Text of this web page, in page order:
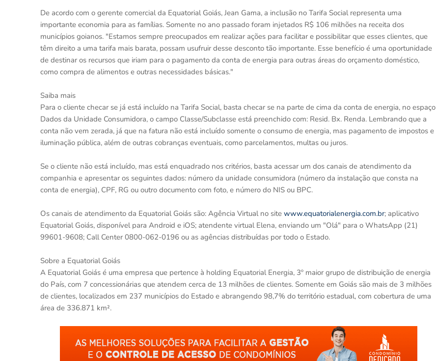
De acordo com o gerente comercial da Equatorial Goiás, Jean Gama, a inclusão no Tarifa Social representa uma
importante economia para as famílias. Somente no ano passado foram injetados R$ 106 milhões na receita dos
municípios goianos. "Estamos sempre preocupados em realizar ações para facilitar e possibilitar que esses clientes, que
têm direito a uma tarifa mais barata, possam usufruir desse desconto tão importante. Esse benefício é uma oportunidade
de destinar os recursos que iriam para o pagamento da conta de energia para outras áreas do orçamento doméstico,
como compra de alimentos e outras necessidades básicas."
Saiba mais
Para o cliente checar se já está incluído na Tarifa Social, basta checar se na parte de cima da conta de energia, no espaço
Dados da Unidade Consumidora, o campo Classe/Subclasse está preenchido com: Resid. Bx. Renda. Lembrando que a
conta não vem zerada, já que na fatura não está incluído somente o consumo de energia, mas pagamento de impostos e
iluminação pública, além de outras cobranças eventuais, como parcelamentos, multas ou juros.
Se o cliente não está incluído, mas está enquadrado nos critérios, basta acessar um dos canais de atendimento da
companhia e apresentar os seguintes dados: número da unidade consumidora (número da instalação que consta na
conta de energia), CPF, RG ou outro documento com foto, e número do NIS ou BPC.
Os canais de atendimento da Equatorial Goiás são: Agência Virtual no site www.equatorialenergia.com.br; aplicativo
Equatorial Goiás, disponível para Android e iOS; atendente virtual Elena, enviando um "Olá" para o WhatsApp (21)
99601-9608; Call Center 0800-062-0196 ou as agências distribuídas por todo o Estado.
Sobre a Equatorial Goiás
A Equatorial Goiás é uma empresa que pertence à holding Equatorial Energia, 3º maior grupo de distribuição de energia
do País, com 7 concessionárias que atendem cerca de 13 milhões de clientes. Somente em Goiás são mais de 3 milhões
de clientes, localizados em 237 municípios do Estado e abrangendo 98,7% do território estadual, com cobertura de uma
área de 336.871 km².